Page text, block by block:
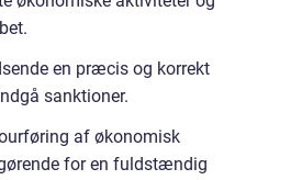
en præcis og korrekt
sanktioner.
af økonomisk
for en fuldstændig